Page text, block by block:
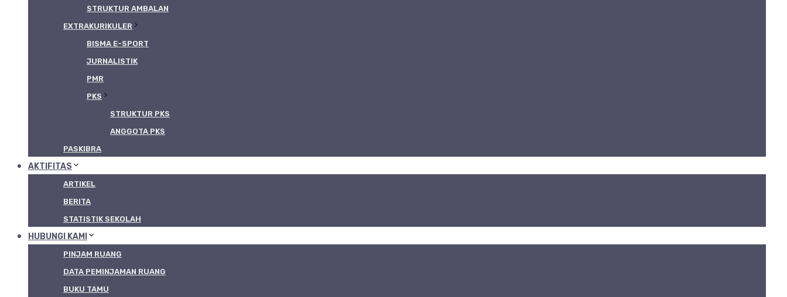
STRUKTUR AMBALAN
EXTRAKURIKULER
BISMA E-SPORT
JURNALISTIK
PMR
PKS
STRUKTUR PKS
ANGGOTA PKS
PASKIBRA
AKTIFITAS
ARTIKEL
BERITA
STATISTIK SEKOLAH
HUBUNGI KAMI
PINJAM RUANG
DATA PEMINJAMAN RUANG
BUKU TAMU